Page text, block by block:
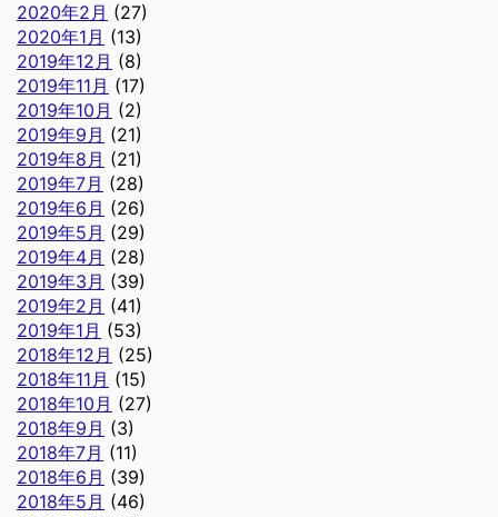
2020年2月 (27)
2020年1月 (13)
2019年12月 (8)
2019年11月 (17)
2019年10月 (2)
2019年9月 (21)
2019年8月 (21)
2019年7月 (28)
2019年6月 (26)
2019年5月 (29)
2019年4月 (28)
2019年3月 (39)
2019年2月 (41)
2019年1月 (53)
2018年12月 (25)
2018年11月 (15)
2018年10月 (27)
2018年9月 (3)
2018年7月 (11)
2018年6月 (39)
2018年5月 (46)